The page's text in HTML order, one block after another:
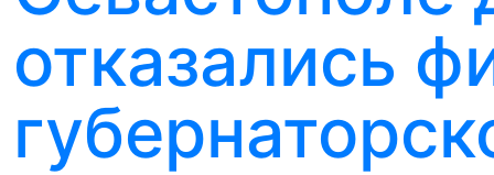
отказались